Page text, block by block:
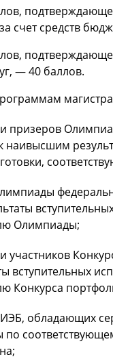
счет средств
— 40 баллов.
призеров
наивысшим
Олимпиады;
участников
вступительных
Конкурса
обладающих